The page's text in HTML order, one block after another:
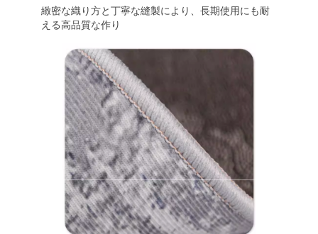
緻密な織り方と丁寧な縫製により、長期使用にも耐
える高品質な作り